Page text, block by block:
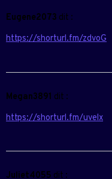
Eugene2073 dit :
https://shorturl.fm/zdvoG
Megan3891 dit :
https://shorturl.fm/uvelx
Juliet4055 dit :